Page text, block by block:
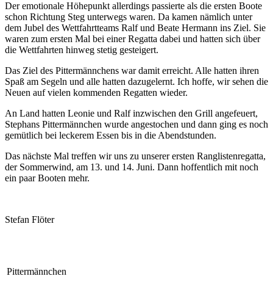
Der emotionale Höhepunkt allerdings passierte als die ersten Boote
schon Richtung Steg unterwegs waren. Da kamen nämlich unter
dem Jubel des Wettfahrtteams Ralf und Beate Hermann ins Ziel. Sie
waren zum ersten Mal bei einer Regatta dabei und hatten sich über
die Wettfahrten hinweg stetig gesteigert.
Das Ziel des Pittermännchens war damit erreicht. Alle hatten ihren
Spaß am Segeln und alle hatten dazugelernt. Ich hoffe, wir sehen die
Neuen auf vielen kommenden Regatten wieder.
An Land hatten Leonie und Ralf inzwischen den Grill angefeuert,
Stephans Pittermännchen wurde angestochen und dann ging es noch
gemütlich bei leckerem Essen bis in die Abendstunden.
Das nächste Mal treffen wir uns zu unserer ersten Ranglistenregatta,
der Sommerwind, am 13. und 14. Juni. Dann hoffentlich mit noch
ein paar Booten mehr.
Stefan Flöter
Pittermännchen